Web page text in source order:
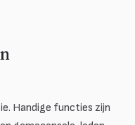
Handige functies zijn